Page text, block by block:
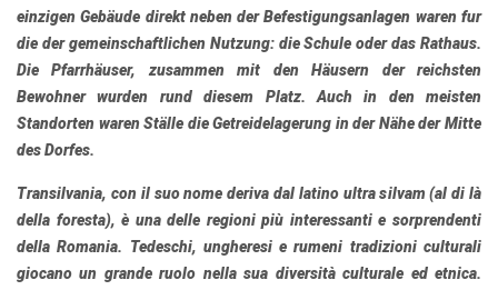
einzigen Gebäude direkt neben der Befestigungsanlagen waren fur
die der gemeinschaftlichen Nutzung: die Schule oder das Rathaus.
Die Pfarrhäuser, zusammen mit den Häusern der reichsten
Bewohner wurden rund diesem Platz. Auch in den meisten
Standorten waren Ställe die Getreidelagerung in der Nähe der Mitte
des Dorfes.
Transilvania, con il suo nome deriva dal latino ultra silvam (al di là
della foresta), è una delle regioni più interessanti e sorprendenti
della Romania. Tedeschi, ungheresi e rumeni tradizioni culturali
giocano un grande ruolo nella sua diversità culturale ed etnica.